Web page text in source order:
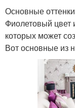
Основные
Фиолетовый цвет
которых может
Вот основные из